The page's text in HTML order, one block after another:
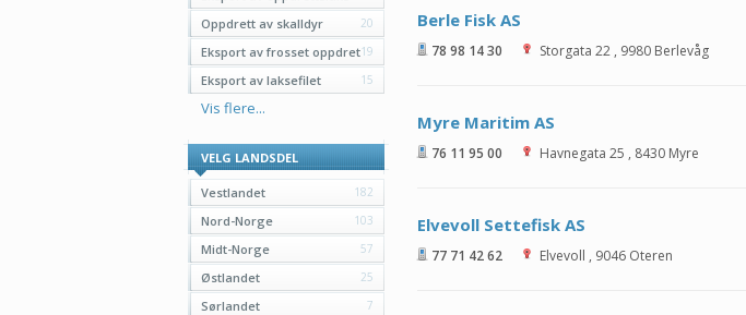
Oppdrett av skalldyr 20
Eksport av frosset oppdret19
Eksport av laksefilet 15
Vis flere...
VELG LANDSDEL
Vestlandet 182
Nord-Norge 103
Midt-Norge 57
Østlandet 25
Sørlandet 7
Berle Fisk AS
78 98 14 30 Storgata 22 , 9980 Berlevåg
Myre Maritim AS
76 11 95 00 Havnegata 25 , 8430 Myre
Elvevoll Settefisk AS
77 71 42 62 Elvevoll , 9046 Oteren